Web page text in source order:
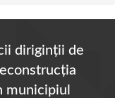
diriginţii de
municipiul